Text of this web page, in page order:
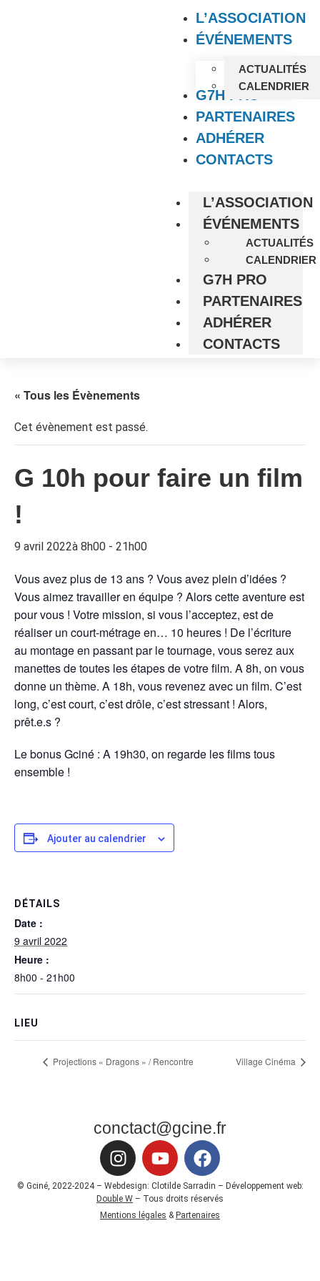
L’ASSOCIATION
ÉVÉNEMENTS
ACTUALITÉS
CALENDRIER
G7H PRO
PARTENAIRES
ADHÉRER
CONTACTS
L’ASSOCIATION
ÉVÉNEMENTS
ACTUALITÉS
CALENDRIER
G7H PRO
PARTENAIRES
ADHÉRER
CONTACTS
« Tous les Évènements
Cet évènement est passé.
G 10h pour faire un film
!
9 avril 2022à 8h00 - 21h00
Vous avez plus de 13 ans ? Vous avez plein d’idées ?
Vous aimez travailler en équipe ? Alors cette aventure est
pour vous ! Votre mission, si vous l’acceptez, est de
réaliser un court-métrage en… 10 heures ! De l’écriture
au montage en passant par le tournage, vous serez aux
manettes de toutes les étapes de votre film. A 8h, on vous
donne un thème. A 18h, vous revenez avec un film. C’est
long, c’est court, c’est drôle, c’est stressant ! Alors,
prêt.e.s ?
Le bonus Gciné : A 19h30, on regarde les films tous
ensemble !
Ajouter au calendrier
DÉTAILS
Date :
9 avril 2022
Heure :
8h00 - 21h00
LIEU
Projections « Dragons » / Rencontre Village Cinéma
conctact@gcine.fr
© Gciné, 2022-2024 – Webdesign: Clotilde Sarradin – Développement web:
Double W – Tous droits réservés
Mentions légales & Partenaires